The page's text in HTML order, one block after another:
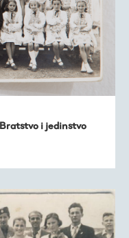
i jedinstvo